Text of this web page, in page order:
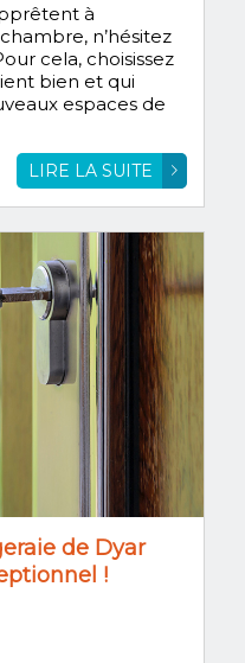
à
n’hésitez
cela, choisissez
bien et qui
espaces de
LIRE LA SUITE
de Dyar
!